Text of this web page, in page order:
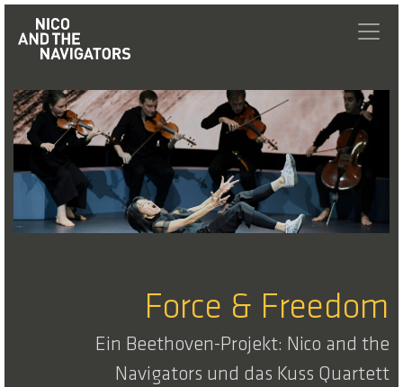
Force & Freedom
Ein Beethoven-Projekt: Nico and the
Navigators und das Kuss Quartett